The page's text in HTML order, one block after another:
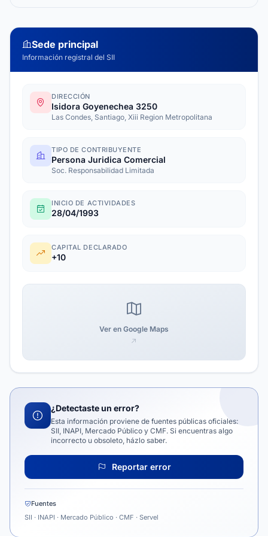
Sede principal
Información registral del SII
DIRECCIÓN
Isidora Goyenechea 3250
Las Condes, Santiago, Xiii Region Metropolitana
TIPO DE CONTRIBUYENTE
Persona Juridica Comercial
Soc. Responsabilidad Limitada
INICIO DE ACTIVIDADES
28/04/1993
CAPITAL DECLARADO
+10
Ver en Google Maps
¿Detectaste un error?
Esta información proviene de fuentes públicas oficiales:
SII, INAPI, Mercado Público y CMF. Si encuentras algo
incorrecto u obsoleto, házlo saber.
Reportar error
Fuentes
SII · INAPI · Mercado Público · CMF · Servel